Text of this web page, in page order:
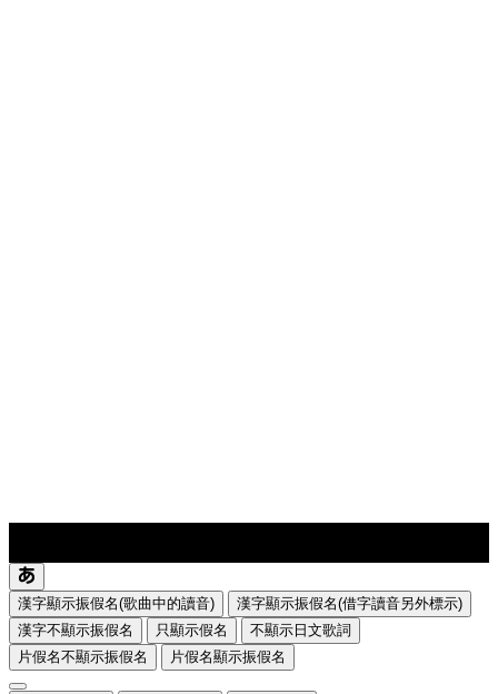
漢字顯示振假名(歌曲中的讀音)
漢字顯示振假名(借字讀音另外標示)
漢字不顯示振假名
只顯示假名
不顯示日文歌詞
片假名不顯示振假名
片假名顯示振假名